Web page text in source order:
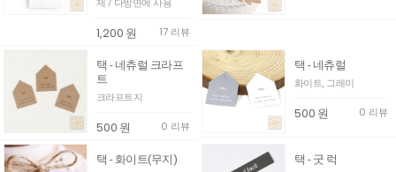
제 / 다방면에 사용
1,200 원 17 리뷰
택 - 네츄럴 크라프
트
크라프트지
500 원 0 리뷰
택 - 네츄럴
화이트, 그레이
500 원 0 리뷰
택 - 화이트(무지) 택 - 굿 럭